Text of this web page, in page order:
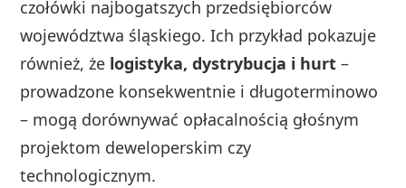
czołówki najbogatszych przedsiębiorców
województwa śląskiego. Ich przykład pokazuje
również, że logistyka, dystrybucja i hurt –
prowadzone konsekwentnie i długoterminowo
– mogą dorównywać opłacalnością głośnym
projektom deweloperskim czy
technologicznym.